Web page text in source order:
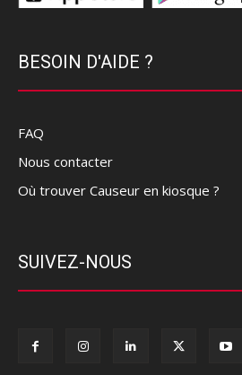
BESOIN D'AIDE ?
FAQ
Nous contacter
Où trouver Causeur en kiosque ?
SUIVEZ-NOUS